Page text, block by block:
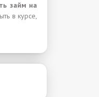
займ на
в курсе,